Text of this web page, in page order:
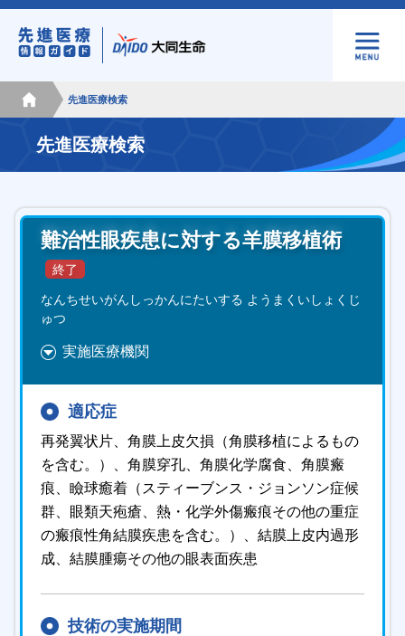
先進医療検索
先進医療検索
難治性眼疾患に対する羊膜移植術
なんちせいがんしっかんにたいする ようまくいしょくじ
ゅつ
実施医療機関
適応症
再発翼状片、角膜上皮欠損（角膜移植によるもの
を含む。）、角膜穿孔、角膜化学腐食、角膜瘢
痕、瞼球癒着（スティーブンス・ジョンソン症候
群、眼類天疱瘡、熱・化学外傷瘢痕その他の重症
の瘢痕性角結膜疾患を含む。）、結膜上皮内過形
成、結膜腫瘍その他の眼表面疾患
技術の実施期間